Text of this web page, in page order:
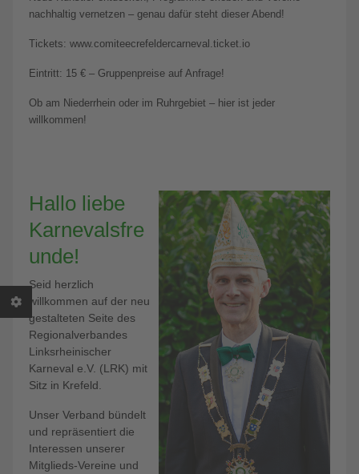
nachhaltig vernetzen – genau dafür steht dieser Abend!
Tickets: www.comiteecrefeldercarneval.ticket.io
Eintritt: 15 € – Gruppenpreise auf Anfrage!
Ob am Niederrhein oder im Ruhrgebiet – hier ist jeder
willkommen!
Hallo liebe
Karnevalsfre
unde!
Seid herzlich
willkommen auf der neu
gestalteten Seite des
Regionalverbandes
Linksrheinischer
Karneval e.V. (LRK) mit
Sitz in Krefeld.
Unser Verband bündelt
und repräsentiert die
Interessen unserer
Mitglieds-Vereine und